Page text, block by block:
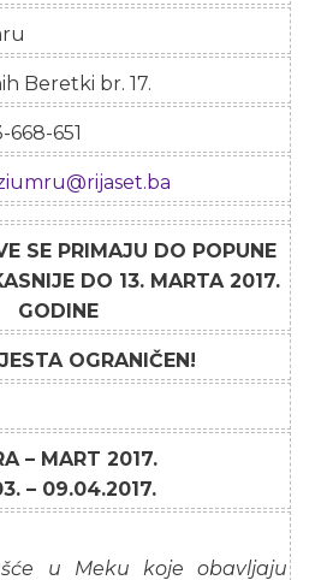
Beretki br. 17.
651
SE PRIMAJU DO POPUNE
DO 13. MARTA 2017.
GODINE
OGRANIČEN!
– MART 2017.
– 09.04.2017.
u Meku koje obavljaju